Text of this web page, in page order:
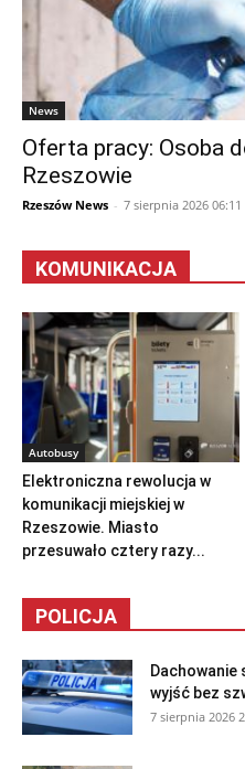
News
Oferta pracy: Osoba
Rzeszowie
Rzeszów News - 7 sierpnia 2026 06:11
KOMUNIKACJA
Autobusy
Elektroniczna rewolucja w
komunikacji miejskiej w
Rzeszowie. Miasto
przesuwało cztery razy...
POLICJA
Dachowanie
wyjść bez
7 sierpnia 2026